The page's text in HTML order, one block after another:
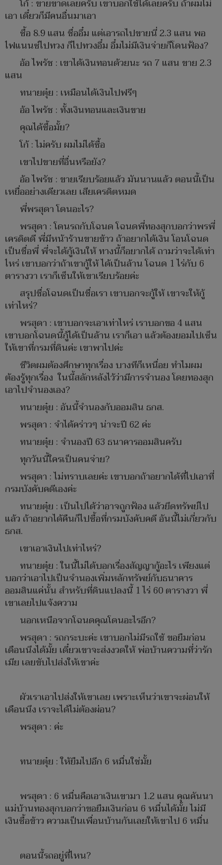
โก้ : ขายขาดเลยครับ เขาบอกใช้ได้เลยครับ ถ้าผมไม่
เอา เดี๋ยวก็มีคนอื่นมาเอา
ซื้อ 8.9 แสน ชื่ออึ๋ม แต่เอารถไปขายนี่ 2.3 แสน พอ
ไฟแนนซ์ไปทวง ก็ไปทวงอึ๋ม อึ๋มไม่มีเงินจ่ายก็โดนฟ้อง?
อ้อ ไพรัช : เขาได้เงินทอนด้วยนะ รถ 7 แสน ขาย 2.3
แสน
ทนายตุ๋ย : เหมือนได้เงินไปฟรีๆ
อ้อ ไพรัช : ทั้งเงินทอนและเงินขาย
คุณได้ซื้อมั้ย?
โก้ : ไม่ครับ ผมไม่ได้ซื้อ
เขาไปขายที่อื่นหรือยัง?
อ้อ ไพรัช : ขายเรียบร้อยแล้ว มันนานแล้ว ตอนนี้เป็น
เหยื่ออย่างเดียวเลย เสียเครดิตหมด
พี่พรสุดา โดนอะไร?
พรสุดา : โดนรถกับโฉนด โฉนดพี่ทองสุกบอกว่าพรพี่
เครดิตดี พี่มีหน้าร้านขายข้าว ถ้าอยากได้เงิน โอนโฉนด
เป็นชื่อพี่ พี่จะได้กู้เงินให้ ทางนี้ก็อยากได้ ถามว่าจะได้เท่า
ไหร่ เขาบอกว่าถ้าเขากู้ให้ ได้เป็นล้าน โฉนด 1 ไร่กับ 6
ตารางวา เราก็เซ็นให้เขาเรียบร้อยค่ะ
สรุปชื่อโฉนดเป็นชื่อเรา เขาบอกจะกู้ให้ เขาจะให้กู้
เท่าไหร่?
พรสุดา : เขาบอกจะเอาเท่าไหร่ เราบอกขอ 4 แสน
เขาบอกโฉนดนี้กู้ได้เป็นล้าน เราก็เอา แล้วต้องยอมไปเซ็น
ให้เขาที่กรมที่ดินค่ะ เขาพาไปค่ะ
ชีวิตผมต้องศึกษาทุกเรื่อง บางทีก็เหนื่อย ทำไมผม
ต้องรู้ทุกเรื่อง ในนี้สลักหลังไว้ว่ามีการจำนอง โดยทองสุก
เอาไปจำนองเอง?
ทนายตุ๋ย : อันนี้จำนองกับออมสิน ธกส.
พรสุดา : จำได้คร่าวๆ น่าจะปี 62 ค่ะ
ทนายตุ๋ย : จำนองปี 63 ธนาคารออมสินครับ
ทุกวันนี้ใครเป็นคนจ่าย?
พรสุดา : ไม่ทราบเลยค่ะ เขาบอกถ้าอยากได้ที่ไปเอาที่
กรมบังคับคดีเองค่ะ
ทนายตุ๋ย : เป็นไปได้ว่าอาจถูกฟ้อง แล้วยึดทรัพย์ไป
แล้ว ถ้าอยากได้คืนก็ไปซื้อที่กรมบังคับคดี อันนี้ไม่เกี่ยวกับ
ธกส.
เขาเอาเงินไปเท่าไหร่?
ทนายตุ๋ย : ในนี้ไม่ได้บอกเรื่องสัญญากู้อะไร เพียงแต่
บอกว่าเอาไปเป็นจำนองเพิ่มหลักทรัพย์กับธนาคาร
ออมสินแค่นั้น สำหรับที่ดินแปลงนี้ 1 ไร่ 60 ตารางวา พี่
เขาเลยไปแจ้งความ
นอกเหนือจากโฉนดคุณโดนอะไรอีก?
พรสุดา : รถกระบะค่ะ เขาบอกไม่มีรถใช้ ขอยืมก่อน
เดือนนึงได้มั้ย เดี๋ยวเขาจะส่งงวดให้ พ่อบ้านความที่ว่ารัก
เมีย เลยขับไปส่งให้เขาค่ะ
ผัวเราเอาไปส่งให้เขาเลย เพราะเห็นว่าเขาจะผ่อนให้
เดือนนึง เราจะได้ไม่ต้องผ่อน?
พรสุดา : ค่ะ
ทนายตุ๋ย : ให้ยืมไปอีก 6 หมื่นใช่มั้ย
พรสุดา : 6 หมื่นคือเอาเงินเขามา 1.2 แสน คุณคันนา
แม่บ้านทองสุกบอกว่าขอยืมเงินก่อน 6 หมื่นได้มั้ย ไม่มี
เงินซื้อข้าว ความเป็นเพื่อนบ้านกันเลยให้เขาไป 6 หมื่น
ตอนนี้รถอยู่ที่ไหน?